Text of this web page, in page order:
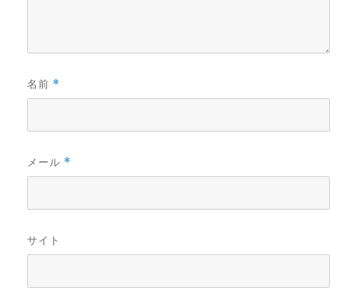
名前 *
メール *
サイト